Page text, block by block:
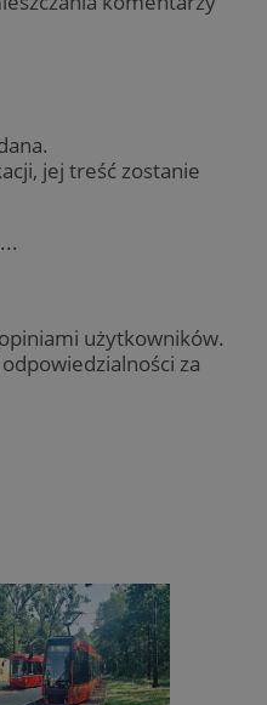
jej treść zostanie
użytkowników.
za